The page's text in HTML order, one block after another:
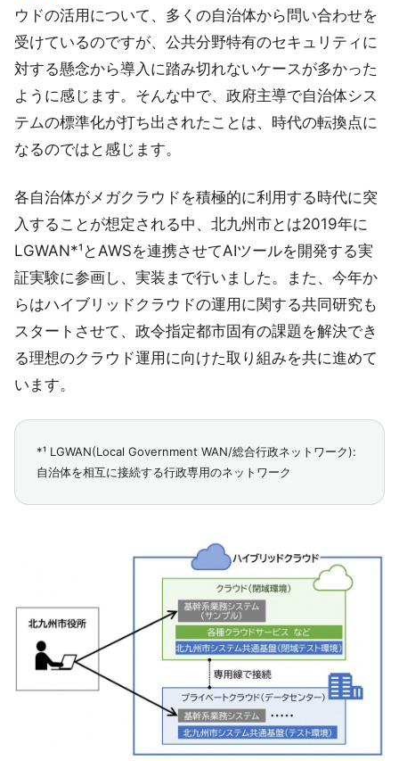
ウドの活用について、多くの自治体から問い合わせを
受けているのですが、公共分野特有のセキュリティに
対する懸念から導入に踏み切れないケースが多かった
ように感じます。そんな中で、政府主導で自治体シス
テムの標準化が打ち出されたことは、時代の転換点に
なるのではと感じます。
各自治体がメガクラウドを積極的に利用する時代に突
入することが想定される中、北九州市とは2019年に
LGWAN*¹とAWSを連携させてAIツールを開発する実
証実験に参画し、実装まで行いました。また、今年か
らはハイブリッドクラウドの運用に関する共同研究も
スタートさせて、政令指定都市固有の課題を解決でき
る理想のクラウド運用に向けた取り組みを共に進めて
います。
*¹ LGWAN(Local Government WAN/総合行政ネットワーク):
自治体を相互に接続する行政専用のネットワーク